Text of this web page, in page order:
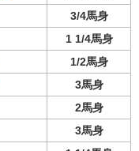
3/4馬身
1 1/4馬身
1/2馬身
3馬身
2馬身
3馬身